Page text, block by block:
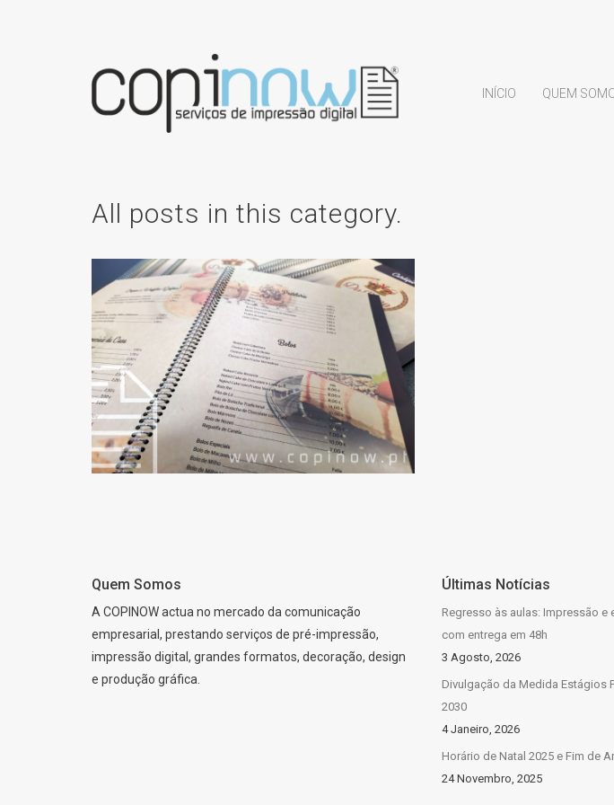
INÍCIO QUEM
All posts in this category.
DO REINO –
EMENTAS
Quem Somos
A COPINOW actua no mercado da comunicação
empresarial, prestando serviços de pré-impressão,
impressão digital, grandes formatos, decoração, design
e produção gráfica.
Últimas Notícias
Regresso às aulas: Impressão e
com entrega em 48h
3 Agosto, 2026
Divulgação da Medida Estágios
2030
4 Janeiro, 2026
Horário de Natal 2025 e Fim de
24 Novembro, 2025